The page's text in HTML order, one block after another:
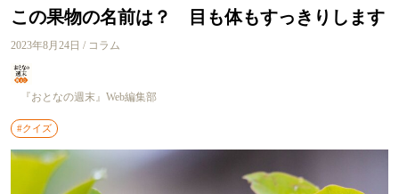
この果物の名前は？ 目も体もすっきりします
2023年8月24日 / コラム
『おとなの週末』Web編集部
#クイズ